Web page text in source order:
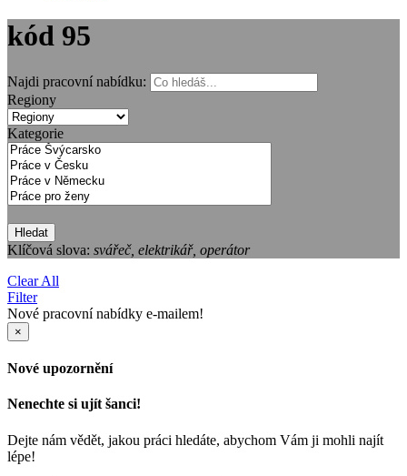
kód 95
Najdi pracovní nabídku:
Regiony
Kategorie
Hledat
Klíčová slova: svářeč, elektrikář, operátor
Clear All
Filter
Nové pracovní nabídky e-mailem!
×
Nové upozornění
Nenechte si ujít šanci!
Dejte nám vědět, jakou práci hledáte, abychom Vám ji mohli najít
lépe!